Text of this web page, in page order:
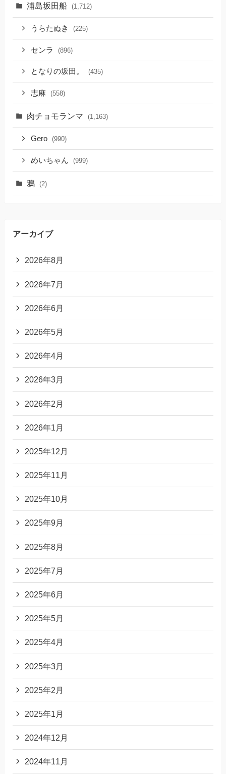
浦島坂田船 (1,712)
うらたぬき (225)
センラ (896)
となりの坂田。 (435)
志麻 (558)
肉チョモランマ (1,163)
Gero (990)
めいちゃん (999)
鴉 (2)
アーカイブ
2026年8月
2026年7月
2026年6月
2026年5月
2026年4月
2026年3月
2026年2月
2026年1月
2025年12月
2025年11月
2025年10月
2025年9月
2025年8月
2025年7月
2025年6月
2025年5月
2025年4月
2025年3月
2025年2月
2025年1月
2024年12月
2024年11月